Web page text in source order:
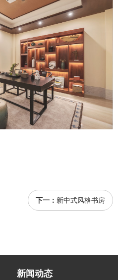
下一： 新中式风格书房
新闻动态